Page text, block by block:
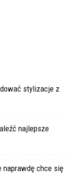
stylizacje z
najlepsze
naprawdę chce się